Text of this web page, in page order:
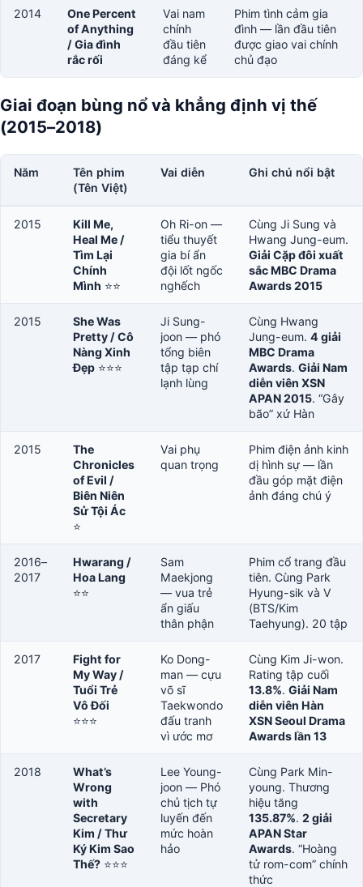
2014
One Percent
of Anything
/ Gia đình
rắc rối
Vai nam
chính
đầu tiên
đáng kể
Phim tình cảm gia
đình — lần đầu tiên
được giao vai chính
chủ đạo
Giai đoạn bùng nổ và khẳng định vị thế
(2015–2018)
Năm
Tên phim
(Tên Việt)
Vai diễn Ghi chú nổi bật
2015
Kill Me,
Heal Me /
Tìm Lại
Chính
Mình ⭐⭐
Oh Ri-on —
tiểu thuyết
gia bí ẩn
đội lốt ngốc
nghếch
Cùng Ji Sung và
Hwang Jung-eum.
Giải Cặp đôi xuất
sắc MBC Drama
Awards 2015
2015
She Was
Pretty / Cô
Nàng Xinh
Đẹp ⭐⭐⭐
Ji Sung-
joon — phó
tổng biên
tập tạp chí
lạnh lùng
Cùng Hwang
Jung-eum. 4 giải
MBC Drama
Awards. Giải Nam
diễn viên XSN
APAN 2015. “Gây
bão” xứ Hàn
2015
The
Chronicles
of Evil /
Biên Niên
Sử Tội Ác
⭐
Vai phụ
quan trọng
Phim điện ảnh kinh
dị hình sự — lần
đầu góp mặt điện
ảnh đáng chú ý
2016–
2017
Hwarang /
Hoa Lang
⭐⭐
Sam
Maekjong
— vua trẻ
ẩn giấu
thân phận
Phim cổ trang đầu
tiên. Cùng Park
Hyung-sik và V
(BTS/Kim
Taehyung). 20 tập
2017
Fight for
My Way /
Tuổi Trẻ
Vô Đối
⭐⭐⭐
Ko Dong-
man — cựu
võ sĩ
Taekwondo
đấu tranh
vì ước mơ
Cùng Kim Ji-won.
Rating tập cuối
13.8%. Giải Nam
diễn viên Hàn
XSN Seoul Drama
Awards lần 13
2018
What’s
Wrong
with
Secretary
Kim / Thư
Ký Kim Sao
Thế? ⭐⭐⭐
Lee Young-
joon — Phó
chủ tịch tự
luyến đến
mức hoàn
hảo
Cùng Park Min-
young. Thương
hiệu tăng
135.87%. 2 giải
APAN Star
Awards. “Hoàng
tử rom-com” chính
thức